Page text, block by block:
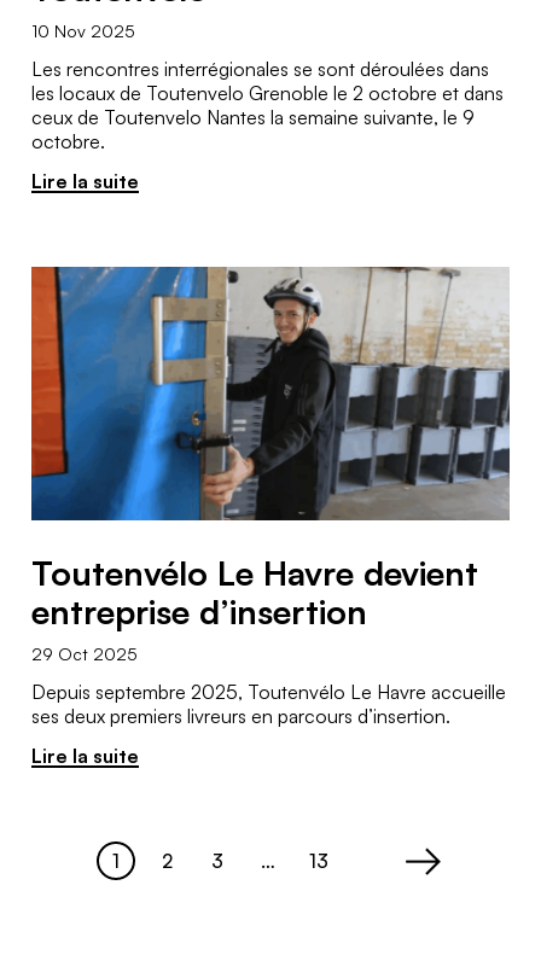
10 Nov 2025
Les rencontres interrégionales se sont déroulées dans
les locaux de Toutenvelo Grenoble le 2 octobre et dans
ceux de Toutenvelo Nantes la semaine suivante, le 9
octobre.
Lire la suite
Toutenvélo Le Havre devient
entreprise d’insertion
29 Oct 2025
Depuis septembre 2025, Toutenvélo Le Havre accueille
ses deux premiers livreurs en parcours d’insertion.
Lire la suite
Page
1 Page
2 Page
3 … Page
13